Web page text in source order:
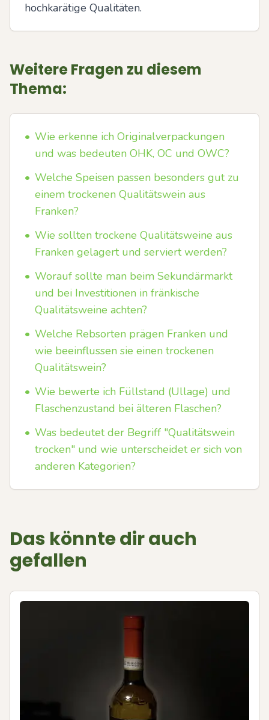
hochkarätige Qualitäten.
Weitere Fragen zu diesem
Thema:
• Wie erkenne ich Originalverpackungen
und was bedeuten OHK, OC und OWC?
• Welche Speisen passen besonders gut zu
einem trockenen Qualitätswein aus
Franken?
• Wie sollten trockene Qualitätsweine aus
Franken gelagert und serviert werden?
• Worauf sollte man beim Sekundärmarkt
und bei Investitionen in fränkische
Qualitätsweine achten?
• Welche Rebsorten prägen Franken und
wie beeinflussen sie einen trockenen
Qualitätswein?
• Wie bewerte ich Füllstand (Ullage) und
Flaschenzustand bei älteren Flaschen?
• Was bedeutet der Begriff "Qualitätswein
trocken" und wie unterscheidet er sich von
anderen Kategorien?
Das könnte dir auch
gefallen